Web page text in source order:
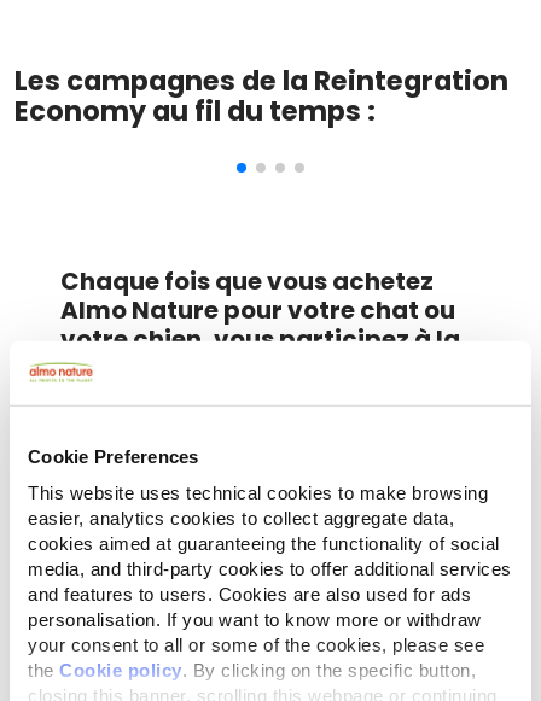
Cookie Preferences
This website uses technical cookies to make browsing
easier, analytics cookies to collect aggregate data,
cookies aimed at guaranteeing the functionality of social
media, and third-party cookies to offer additional services
and features to users. Cookies are also used for ads
personalisation. If you want to know more or withdraw
your consent to all or some of the cookies, please see
the Cookie policy. By clicking on the specific button,
closing this banner, scrolling this webpage or continuing
Les campagnes de la Reintegration
Economy au fil du temps :
Chaque fois que vous achetez
Almo Nature pour votre chat ou
votre chien, vous participez à la
Reintegration Economy.
QUI SOMMES-NOUS
?
Découvrez-le ici